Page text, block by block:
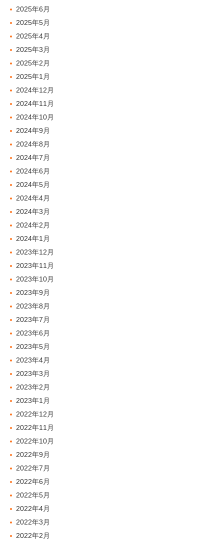
2025年6月
2025年5月
2025年4月
2025年3月
2025年2月
2025年1月
2024年12月
2024年11月
2024年10月
2024年9月
2024年8月
2024年7月
2024年6月
2024年5月
2024年4月
2024年3月
2024年2月
2024年1月
2023年12月
2023年11月
2023年10月
2023年9月
2023年8月
2023年7月
2023年6月
2023年5月
2023年4月
2023年3月
2023年2月
2023年1月
2022年12月
2022年11月
2022年10月
2022年9月
2022年7月
2022年6月
2022年5月
2022年4月
2022年3月
2022年2月